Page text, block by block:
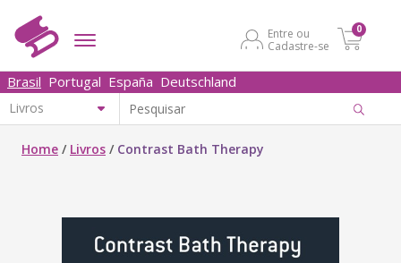
Entre ou
Cadastre-se
0
Brasil Portugal España Deutschland
Home / Livros / Contrast Bath Therapy